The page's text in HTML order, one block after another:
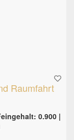
Raumfahrt
0.900 |